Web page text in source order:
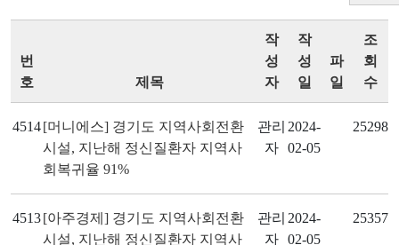
번
호
제목
작
성
자
작
성
일
파
일
조
회
수
4514[머니에스] 경기도 지역사회전환
시설, 지난해 정신질환자 지역사
회복귀율 91%
관리
자
2024-
02-05
25298
4513[아주경제] 경기도 지역사회전환
시설, 지난해 정신질환자 지역사
관리
자
2024-
02-05
25357